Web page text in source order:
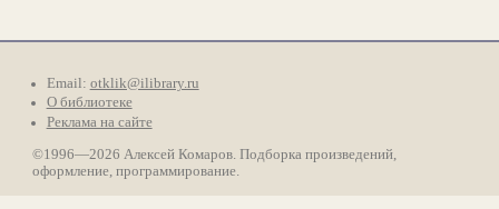
Email: otklik@ilibrary.ru
О библиотеке
Реклама на сайте
©1996—2026 Алексей Комаров. Подборка произведений,
оформление, программирование.